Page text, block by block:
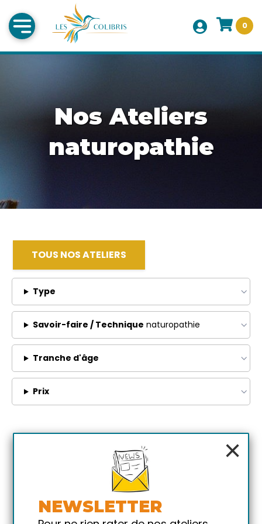
0
Nos Ateliers
naturopathie
TOUS NOS ATELIERS
Type
Savoir-faire / Technique naturopathie
Tranche d'âge
Prix
×
NEWSLETTER